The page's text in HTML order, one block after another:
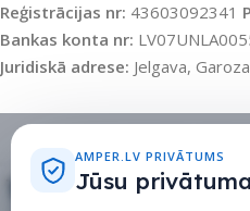
Reģistrācijas nr: 43603092341
Bankas konta nr:
Juridiskā adrese: Jelgava,
AMPER.LV PRIVĀTUMS
Jūsu